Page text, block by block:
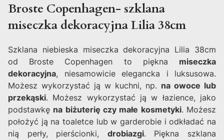
Broste Copenhagen- szklana
miseczka dekoracyjna Lilia 38cm
Szklana niebieska miseczka dekoracyjna Lilia 38cm
od Broste Copenhagen to piękna miseczka
dekoracyjna, niesamowicie elegancka i luksusowa.
Możesz wykorzystać ją w kuchni, np. na owoce lub
przekąski. Możesz wykorzystać ją w łazience, jako
podstawkę na biżuterię czy małe kosmetyki. Możesz
położyć ją na toaletce lub w garderobie i odkładać na
nią perły, pierścionki, drobiazgi. Piękna szklana